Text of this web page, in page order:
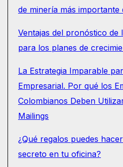
de minería más importante
Ventajas del pronóstico de
para los planes de
La Estrategia Imparable
Empresarial. Por qué los
Colombianos Deben
Mailings
¿Qué regalos puedes
secreto en tu oficina?